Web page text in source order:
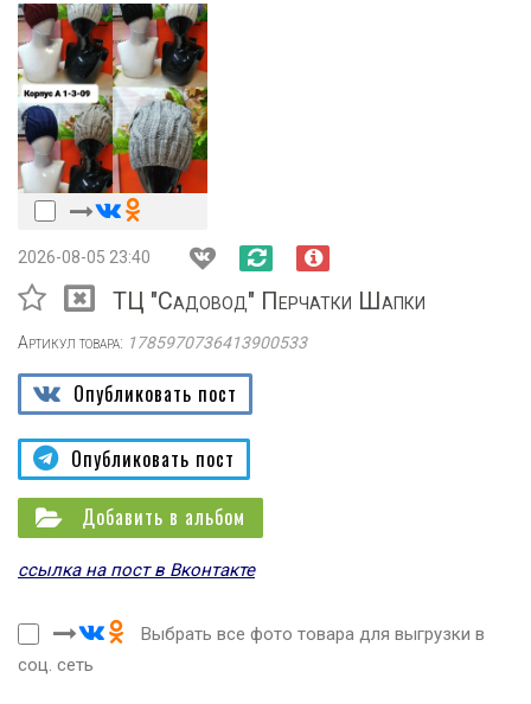
2026-08-05 23:40
ТЦ "Садовод" Перчатки Шапки
Артикул товара: 1785970736413900533
Опубликовать пост
Опубликовать пост
Добавить в альбом
ссылка на пост в Вконтакте
Выбрать все фото товара для выгрузки в
соц. сеть